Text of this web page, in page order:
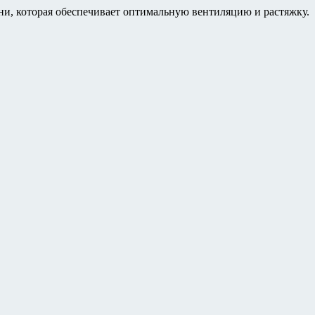
обеспечивает оптимальную вентиляцию и растяжку.